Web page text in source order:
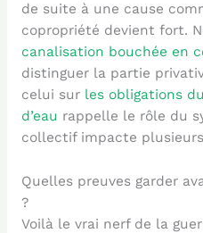
de suite à une cause
copropriété devient fort.
canalisation bouchée en
distinguer la partie
celui sur les obligations
d’eau rappelle le rôle du
collectif impacte
Quelles preuves garder
?
Voilà le vrai nerf de la